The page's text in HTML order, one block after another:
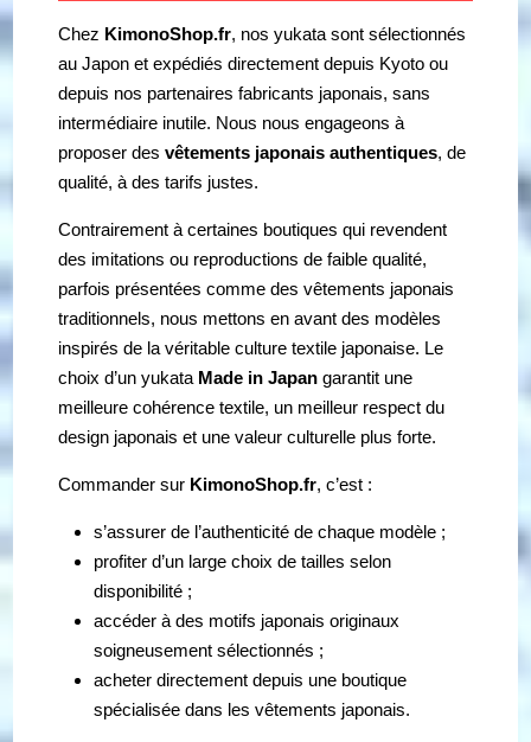
Chez KimonoShop.fr, nos yukata sont sélectionnés
au Japon et expédiés directement depuis Kyoto ou
depuis nos partenaires fabricants japonais, sans
intermédiaire inutile. Nous nous engageons à
proposer desvêtements japonais authentiques, de
qualité, à des tarifs justes.
Contrairement à certaines boutiques qui revendent
des imitations ou reproductions de faible qualité,
parfois présentées comme des vêtements japonais
traditionnels, nous mettons en avant des modèles
inspirés de la véritable culture textile japonaise. Le
choix d’un yukata Made in Japan garantit une
meilleure cohérence textile, un meilleur respect du
design japonais et une valeur culturelle plus forte.
Commander sur KimonoShop.fr, c’est :
s’assurer de l’authenticité de chaque modèle ;
profiter d’un large choix de tailles selon
disponibilité ;
accéder à des motifs japonais originaux
soigneusement sélectionnés ;
acheter directement depuis une boutique
spécialisée dans les vêtements japonais.